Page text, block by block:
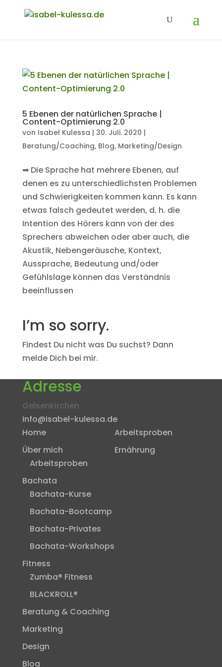
5 Ebenen der natürlichen Sprache |
Content-Optimierung 2.0
von Isabel Kulessa | 30. Juli. 2020 |
Beratung/Coaching, Blog, Marketing/Design
➡ Die Sprache hat mehrere Ebenen, auf
denen es zu unterschiedlichsten Problemen
und Schwierigkeiten kommen kann. Es kann
etwas falsch gedeutet werden, d. h. die
Intention des Hörers kann von der des
Sprechers abweichen oder aber auch, die
Akustik, Nebengeräusche, Kontext,
Aussprache, Bedeutung und/oder
Gefühlslage können das Verständnis
beeinflussen
I’m so sorry.
Findest Du nicht was Du suchst? Dann
melde Dich bei mir.
Adresse
Gelsenkirchen
info@isabel-kulessa.de
Home
Über mich
Arbeitsproben
Bachata
Bachata-Kurse
Bachata-Bootcamp
Bachata-Privates
Bachata-Workshops
Fitness
Zumba® Fitness
BLACKROLL®
Beratung & Coaching
Marketing
Design
Blog
Arbeitsproben
Ernährung